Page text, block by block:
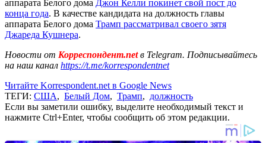
аппарата Белого дома Джон Келли покинет свой пост до
конца года. В качестве кандидата на должность главы
аппарата Белого дома Трамп рассматривал своего зятя
Джареда Кушнера.
Новости от Корреспондент.netв Telegram. Подписывайтесь
на наш канал https://t.me/korrespondentnet
Читайте Korrespondent.net в Google News
ТЕГИ: США, Белый Дом, Трамп, должность
Если вы заметили ошибку, выделите необходимый текст и
нажмите Ctrl+Enter, чтобы сообщить об этом редакции.